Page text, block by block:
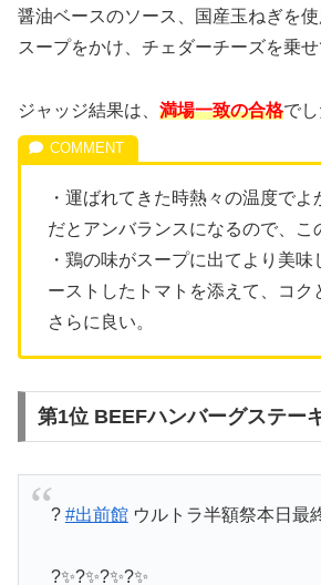
醤油ベースのソース、国産玉ねぎを
スープをかけ、チェダーチーズを乗せ
ジャッジ結果は、 満場一致の合格でし
・運ばれてきた時熱々の温度でよ
だとアンバランスになるので、こ
・鶏の味がスープに出てより美味
ーストしたトマトを添えて、コク
さらに良い。
第1位 BEEFハンバーグステー
? #出前館ウルトラ半額祭本日最
?✨?✨?✨?✨